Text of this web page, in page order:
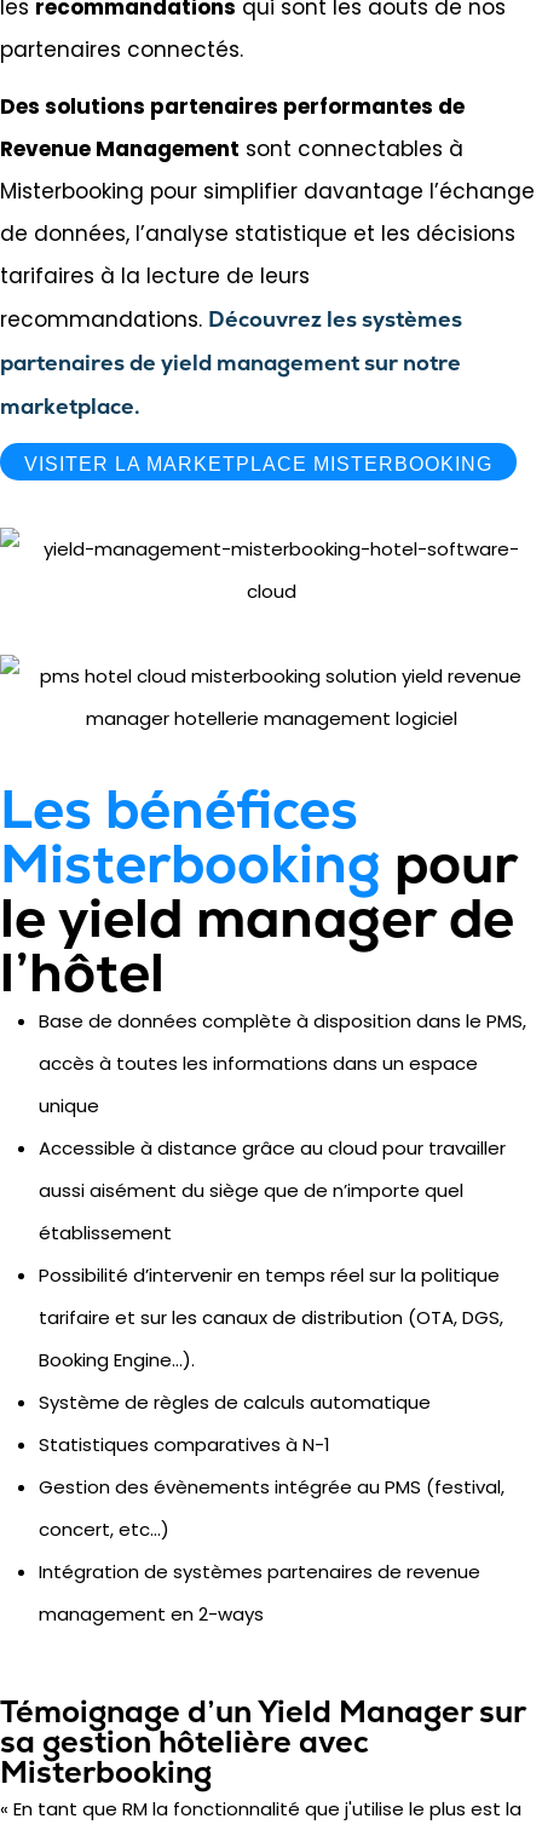
les recommandations qui sont les aouts de nos
partenaires connectés.
Des solutions partenaires performantes de
Revenue Management sont connectables à
Misterbooking pour simplifier davantage l’échange
de données, l’analyse statistique et les décisions
tarifaires à la lecture de leurs
recommandations. Découvrez les systèmes
partenaires de yield management sur notre
marketplace.
VISITER LA MARKETPLACE MISTERBOOKING
Les bénéfices
Misterbooking pour
le yield manager de
l’hôtel
Base de données complète à disposition dans le PMS,
accès à toutes les informations dans un espace
unique
Accessible à distance grâce au cloud pour travailler
aussi aisément du siège que de n’importe quel
établissement
Possibilité d’intervenir en temps réel sur la politique
tarifaire et sur les canaux de distribution (OTA, DGS,
Booking Engine…).
Système de règles de calculs automatique
Statistiques comparatives à N-1
Gestion des évènements intégrée au PMS (festival,
concert, etc…)
Intégration de systèmes partenaires de revenue
management en 2-ways
Témoignage d’un Yield Manager sur
sa gestion hôtelière avec
Misterbooking
« En tant que RM la fonctionnalité que j'utilise le plus est la